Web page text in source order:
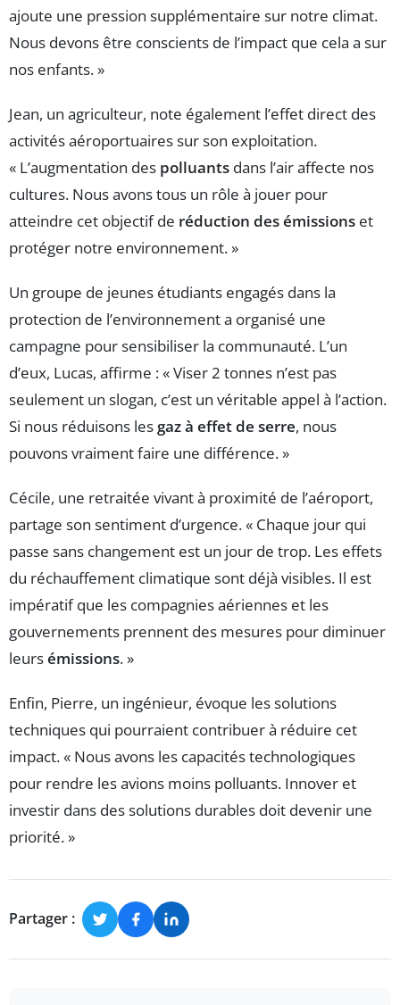
ajoute une pression supplémentaire sur notre climat.
Nous devons être conscients de l’impact que cela a sur
nos enfants. »
Jean, un agriculteur, note également l’effet direct des
activités aéroportuaires sur son exploitation.
« L’augmentation des polluants dans l’air affecte nos
cultures. Nous avons tous un rôle à jouer pour
atteindre cet objectif de réduction des émissions et
protéger notre environnement. »
Un groupe de jeunes étudiants engagés dans la
protection de l’environnement a organisé une
campagne pour sensibiliser la communauté. L’un
d’eux, Lucas, affirme : « Viser 2 tonnes n’est pas
seulement un slogan, c’est un véritable appel à l’action.
Si nous réduisons les gaz à effet de serre, nous
pouvons vraiment faire une différence. »
Cécile, une retraitée vivant à proximité de l’aéroport,
partage son sentiment d’urgence. « Chaque jour qui
passe sans changement est un jour de trop. Les effets
du réchauffement climatique sont déjà visibles. Il est
impératif que les compagnies aériennes et les
gouvernements prennent des mesures pour diminuer
leursémissions. »
Enfin, Pierre, un ingénieur, évoque les solutions
techniques qui pourraient contribuer à réduire cet
impact. « Nous avons les capacités technologiques
pour rendre les avions moins polluants. Innover et
investir dans des solutions durables doit devenir une
priorité. »
Partager :